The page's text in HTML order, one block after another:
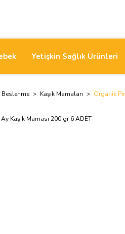
Yetişkin Sağlık Ürünleri
Beslenme Kaşık Mamaları Organik